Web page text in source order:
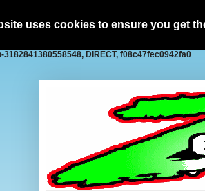
uses cookies to ensure you get
3182841380558548, DIRECT, f08c47fec0942fa0